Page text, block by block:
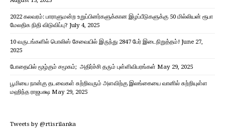
2022 கலவரம்: பாராளுமன்ற உறுப்பினர்களுக்கான இழப்பீடுகளுக்கு 50 மில்லியன் ரூபா
மேலதிக நிதி விடுவிப்பு? July 4, 2025
10 வருடங்களில் பொலிஸ் சேவையில் இருந்து 2847 பேர் இடைநிறுத்தம்! June 27,
2025
போதையில் மூழ்கும் சமூகம்; அதிர்ச்சி தரும் புள்ளிவிபரங்கள் May 29, 2025
பூமியை நான்கு தடவைகள் சுற்றிவரும் அளவிற்கு இலங்கையை வானில் சுற்றியுள்ள
மஹிந்த ராஜபக்ஷ May 29, 2025
Tweets by @rtisrilanka